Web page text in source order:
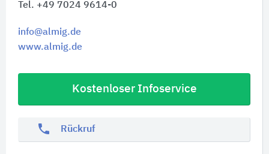
Tel. +49 7024 9614-0
info@almig.de
www.almig.de
Kostenloser Infoservice
phone Rückruf